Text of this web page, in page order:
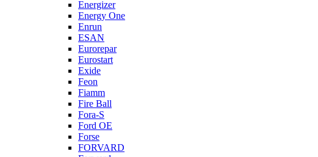
Energizer
Energy One
Enrun
ESAN
Eurorepar
Eurostart
Exide
Feon
Fiamm
Fire Ball
Fora-S
Ford OE
Forse
FORVARD